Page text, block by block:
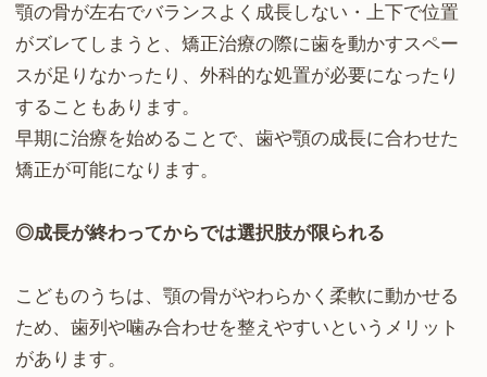
顎の骨が左右でバランスよく成長しない・上下で位置
がズレてしまうと、矯正治療の際に歯を動かすスペー
スが足りなかったり、外科的な処置が必要になったり
することもあります。
早期に治療を始めることで、歯や顎の成長に合わせた
矯正が可能になります。
◎成長が終わってからでは選択肢が限られる
こどものうちは、顎の骨がやわらかく柔軟に動かせる
ため、歯列や噛み合わせを整えやすいというメリット
があります。